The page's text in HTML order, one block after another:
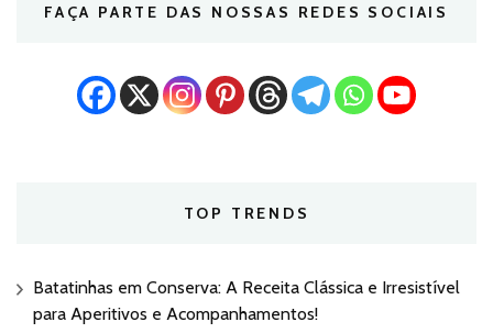
FAÇA PARTE DAS NOSSAS REDES SOCIAIS
TOP TRENDS
Batatinhas em Conserva: A Receita Clássica e Irresistível
para Aperitivos e Acompanhamentos!